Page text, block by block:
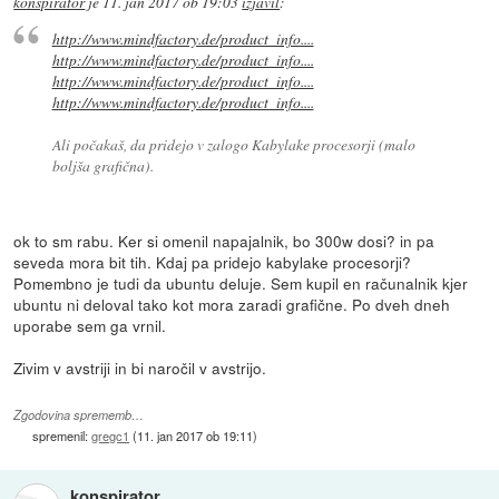
http://www.mindfactory.de/product_info....
http://www.mindfactory.de/product_info....
http://www.mindfactory.de/product_info....
http://www.mindfactory.de/product_info....
Ali počakaš, da pridejo v zalogo Kabylake procesorji (malo
boljša grafična).
ok to sm rabu. Ker si omenil napajalnik, bo 300w dosi? in pa
seveda mora bit tih. Kdaj pa pridejo kabylake procesorji?
Pomembno je tudi da ubuntu deluje. Sem kupil en računalnik kjer
ubuntu ni deloval tako kot mora zaradi grafične. Po dveh dneh
uporabe sem ga vrnil.
Zivim v avstriji in bi naročil v avstrijo.
Zgodovina sprememb…
spremenil:gregc1 (11. jan 2017 ob 19:11)